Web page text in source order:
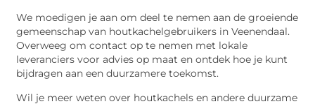
We moedigen je aan om deel te nemen aan de groeiende
gemeenschap van houtkachelgebruikers in Veenendaal.
Overweeg om contact op te nemen met lokale
leveranciers voor advies op maat en ontdek hoe je kunt
bijdragen aan een duurzamere toekomst.
Wil je meer weten over houtkachels en andere duurzame